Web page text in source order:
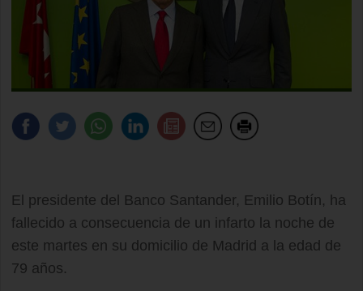
El presidente del Banco Santander, Emilio Botín, ha
fallecido a consecuencia de un infarto la noche de
este martes en su domicilio de Madrid a la edad de
79 años.